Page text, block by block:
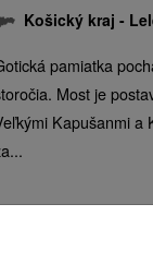
Košický kraj -
pamiatka
Most je
Kapušanmi a